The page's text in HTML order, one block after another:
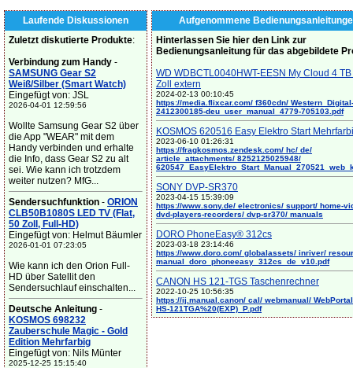
Laufende Diskussionen
Zuletzt diskutierte Produkte:
Verbindung zum Handy -
SAMSUNG Gear S2
Weiß/Silber (Smart Watch)
Eingefügt von: JSL
2026-04-01 12:59:56
Wollte Samsung Gear S2 über
die App "WEAR" mit dem
Handy verbinden und erhalte
die Info, dass Gear S2 zu alt
sei. Wie kann ich trotzdem
weiter nutzen? MfG...
Sendersuchfunktion - ORION
CLB50B1080S LED TV (Flat,
50 Zoll, Full-HD)
Eingefügt von: Helmut Bäumler
2026-01-01 07:23:05
Wie kann ich den Orion Full-
HD über Satellit den
Sendersuchlauf einschalten...
Deutsche Anleitung -
KOSMOS 698232
Zauberschule Magic - Gold
Edition Mehrfarbig
Eingefügt von: Nils Münter
2025-12-25 15:15:40
Aufgenommene
Hinterlassen Sie hier den Link zur
Bedienungsanleitung für das abgebildete
WD WDBCTL0040HWT-EESN My Cloud 4
Zoll extern
2024-02-13 00:10:45
https://media.flixcar.com/ f360cdn/ Western_Digital-
2412300185-deu_user_manual_4779-705103.pdf
KOSMOS 620516 Easy Elektro Start
2023-06-10 01:26:31
https://fragkosmos.zendesk.com/ hc/ de/
article_attachments/ 8252125025948/
SONY DVP-SR370
2023-04-15 15:39:09
https://www.sony.de/ electronics/ support/ home-
dvd-players-recorders/ dvp-sr370/ manuals
DORO PhoneEasy® 312cs
2023-03-18 23:14:46
https://www.doro.com/ globalassets/ inriver/
manual_doro_phoneeasy_312cs_de_v10.pdf
CANON HS 121-TGS Taschenrechner
2022-10-25 10:56:35
https://ij.manual.canon/ cal/ webmanual/
HS-121TGA%20(EXP)_P.pdf